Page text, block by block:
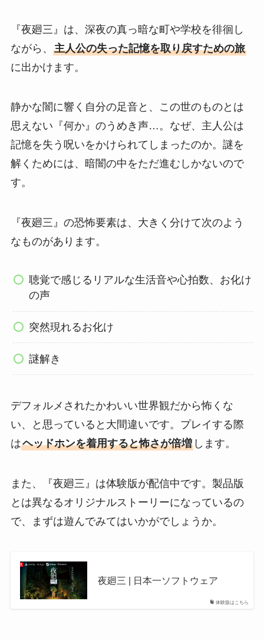
『夜廻三』は、深夜の真っ暗な町や学校を徘徊し
ながら、 主人公の失った記憶を取り戻すための旅
に出かけます。
静かな闇に響く自分の足音と、この世のものとは
思えない『何か』のうめき声…。なぜ、主人公は
記憶を失う呪いをかけられてしまったのか。謎を
解くためには、暗闇の中をただ進むしかないので
す。
『夜廻三』の恐怖要素は、大きく分けて次のよう
なものがあります。
聴覚で感じるリアルな生活音や心拍数、お化け
の声
突然現れるお化け
謎解き
デフォルメされたかわいい世界観だから怖くな
い、と思っていると大間違いです。プレイする際
はヘッドホンを着用すると怖さが倍増します。
また、『夜廻三』は体験版が配信中です。製品版
とは異なるオリジナルストーリーになっているの
で、まずは遊んでみてはいかがでしょうか。
体験版はこちら
夜廻三 | 日本一ソフトウェア